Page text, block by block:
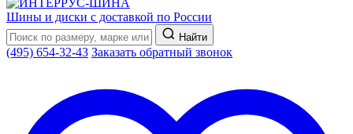
Шины и диски с доставкой по России
Найти
(495) 654-32-43 Заказать обратный звонок